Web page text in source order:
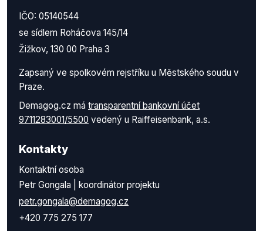
IČO: 05140544
se sídlem Roháčova 145/14
Žižkov, 130 00 Praha 3
Zapsaný ve spolkovém rejstříku u Městského soudu v
Praze.
Demagog.cz má transparentní bankovní účet
9711283001/5500 vedený u Raiffeisenbank, a.s.
Kontakty
Kontaktní osoba
Petr Gongala | koordinátor projektu
petr.gongala@demagog.cz
+420 775 275 177